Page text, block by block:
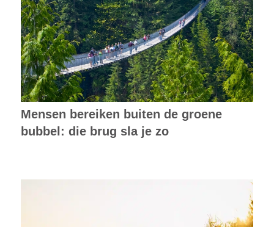
Mensen bereiken buiten de groene
bubbel: die brug sla je zo